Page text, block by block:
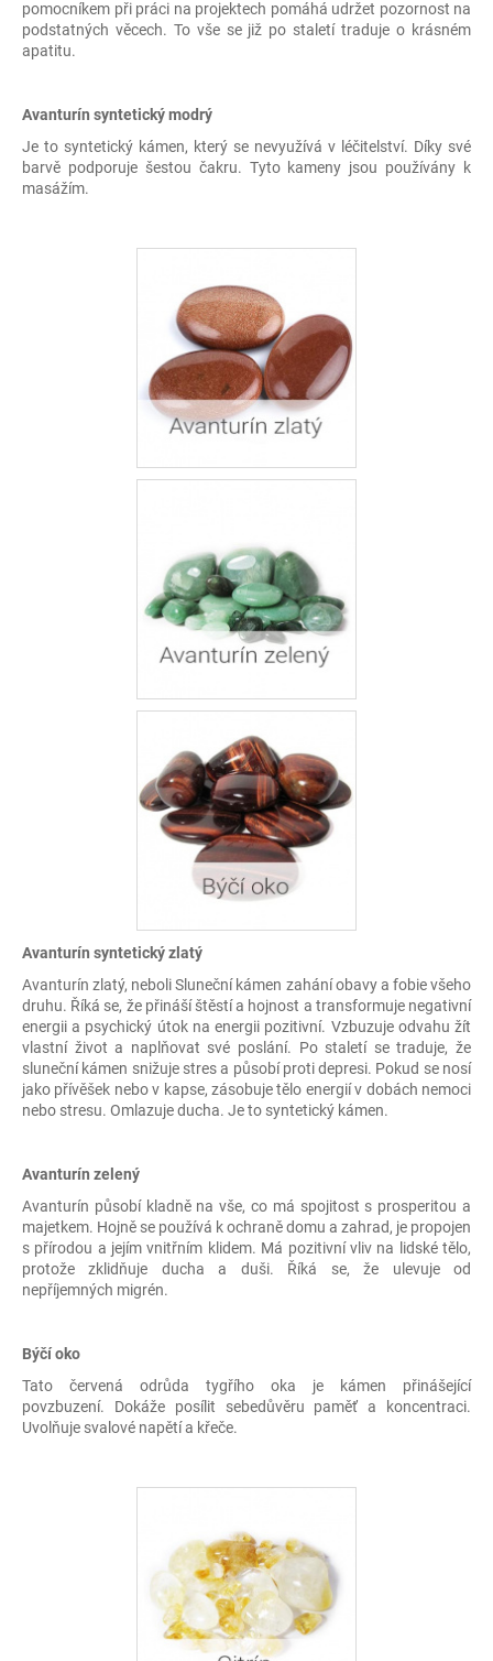
pomocníkem při práci na projektech pomáhá udržet pozornost na
podstatných věcech. To vše se již po staletí traduje o krásném
apatitu.
Avanturín syntetický modrý
Je to syntetický kámen, který se nevyužívá v léčitelství. Díky své
barvě podporuje šestou čakru. Tyto kameny jsou používány k
masážím.
Avanturín syntetický zlatý
Avanturín zlatý, neboli Sluneční kámen zahání obavy a fobie všeho
druhu. Říká se, že přináší štěstí a hojnost a transformuje negativní
energii a psychický útok na energii pozitivní. Vzbuzuje odvahu žít
vlastní život a naplňovat své poslání. Po staletí se traduje, že
sluneční kámen snižuje stres a působí proti depresi. Pokud se nosí
jako přívěšek nebo v kapse, zásobuje tělo energií v dobách nemoci
nebo stresu. Omlazuje ducha. Je to syntetický kámen.
Avanturín zelený
Avanturín působí kladně na vše, co má spojitost s prosperitou a
majetkem. Hojně se používá k ochraně domu a zahrad, je propojen
s přírodou a jejím vnitřním klidem. Má pozitivní vliv na lidské tělo,
protože zklidňuje ducha a duši. Říká se, že ulevuje od
nepříjemných migrén.
Býčí oko
Tato červená odrůda tygřího oka je kámen přinášející
povzbuzení. Dokáže posílit sebedůvěru paměť a koncentraci.
Uvolňuje svalové napětí a křeče.